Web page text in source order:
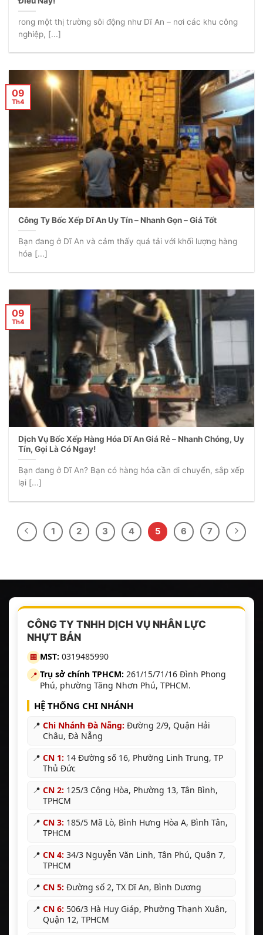
rong một thị trường sôi động như Dĩ An – nơi các khu công
nghiệp, [...]
Công Ty Bốc Xếp Dĩ An Uy Tín – Nhanh Gọn – Giá Tốt
Bạn đang ở Dĩ An và cảm thấy quá tải với khối lượng hàng
hóa [...]
09
Th4
Dịch Vụ Bốc Xếp Hàng Hóa Dĩ An Giá Rẻ – Nhanh Chóng, Uy
Tín, Gọi Là Có Ngay!
Bạn đang ở Dĩ An? Bạn có hàng hóa cần di chuyển, sắp xếp
lại [...]
09
Th4
1 2 3 4 5 6 7
CÔNG TY TNHH DỊCH VỤ NHÂN LỰC
NHỰT BẢN
🏢 MST: 0319485990
📍 Trụ sở chính TPHCM: 261/15/71/16 Đình Phong
Phú, phường Tăng Nhơn Phú, TPHCM.
HỆ THỐNG CHI NHÁNH
📍 Chi Nhánh Đà Nẵng: Đường 2/9, Quận Hải
Châu, Đà Nẵng
📍 CN 1: 14 Đường số 16, Phường Linh Trung, TP
Thủ Đức
📍 CN 2: 125/3 Cộng Hòa, Phường 13, Tân Bình,
TPHCM
📍 CN 3: 185/5 Mã Lò, Bình Hưng Hòa A, Bình Tân,
TPHCM
📍 CN 4: 34/3 Nguyễn Văn Linh, Tân Phú, Quận 7,
TPHCM
📍 CN 5: Đường số 2, TX Dĩ An, Bình Dương
📍 CN 6: 506/3 Hà Huy Giáp, Phường Thạnh Xuân,
Quận 12, TPHCM